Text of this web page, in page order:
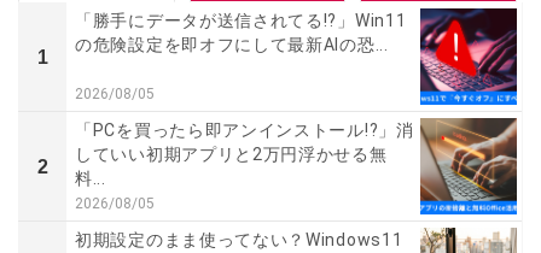
1
「勝手にデータが送信されてる!?」Win11
の危険設定を即オフにして最新AIの恐...
2026/08/05
2
「PCを買ったら即アンインストール!?」消
していい初期アプリと2万円浮かせる無
料...
2026/08/05
初期設定のまま使ってない？Windows11